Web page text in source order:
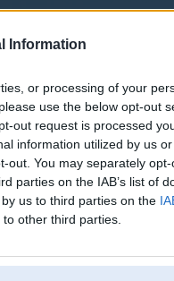
Information
or processing of your
use the below opt-out
out request is processed
information utilized by us
out. You may separately
parties on the IAB’s list of
us to third parties on the
other third parties.
Lietotāji
Pēdējo reizi manīts: 10. Jun 2026, 12:54
forumā]